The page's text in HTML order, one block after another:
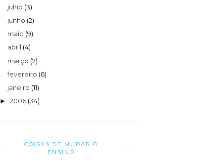
julho (3)
junho (2)
maio (9)
abril (4)
março (7)
fevereiro (6)
janeiro (11)
► 2006 (34)
COISAS DE MUDAR O
ENSINO